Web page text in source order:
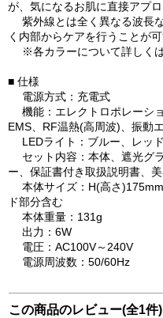
が、気になるお肌に直接アプロ
紫外線とは全く異なる波長
く内部からケアを行うことが可
※各カラーについて詳しくは
■ 仕様
電源方式：充電式
機能：エレクトロポレーシ
EMS、RF温熱(高周波)、振動
LEDライト：ブルー、レッ
セット内容：本体、遮光グ
ー、保証書付き取扱説明書、
本体サイズ：H(高さ
ド部分含む
本体重量：131g
出力：6W
電圧：AC100V～240V
電源周波数：50/60Hz
この商品のレビュー(全1件)